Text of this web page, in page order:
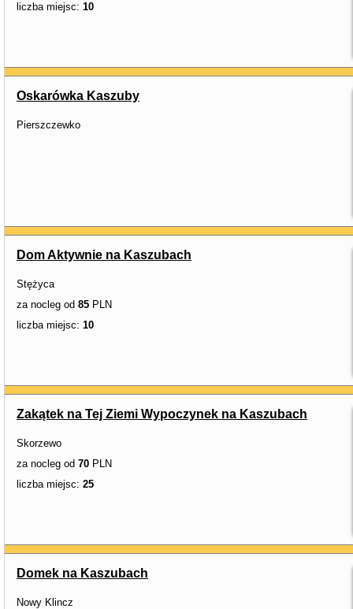
liczba miejsc: 10
Oskarówka Kaszuby
Pierszczewko
Dom Aktywnie na Kaszubach
Stężyca
za nocleg od 85 PLN
liczba miejsc: 10
Zakątek na Tej Ziemi Wypoczynek na Kaszubach
Skorzewo
za nocleg od 70 PLN
liczba miejsc: 25
Domek na Kaszubach
Nowy Klincz